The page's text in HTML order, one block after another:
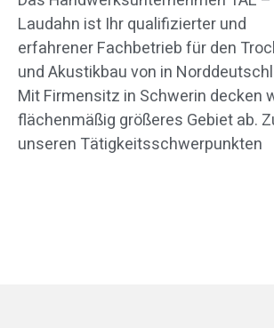
Laudahn ist Ihr qualifizierter und
erfahrener Fachbetrieb für den
und Akustikbau von in
Mit Firmensitz in Schwerin decken
flächenmäßig größeres Gebiet ab.
unseren Tätigkeitsschwerpunkten